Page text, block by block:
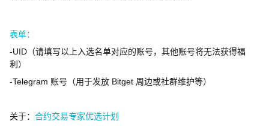
表单：
-UID （请填写以上入选名单对应的账号，其他账号将无法获得福
利）
-Telegram 账号（用于发放 Bitget 周边或社群维护等）
关于： 合约交易专家优选计划